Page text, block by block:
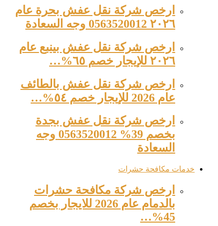
ارخص شركة نقل عفش بحرة عام
٢٠٢٦ 0563520012 وجه السعادة
ارخص شركة نقل عفش بينبع عام
٢٠٢٦ للإيجار خصم ٦٥%…
ارخص شركة نقل عفش بالطائف
عام 2026 للإيجار خصم ٥٤%…
ارخص شركة نقل عفش بجدة
بخصم 39% 0563520012 وجه
السعادة
خدمات مكافحة حشرات
ارخص شركة مكافحة حشرات
بالدمام عام 2026 للايجار بخصم
45%…